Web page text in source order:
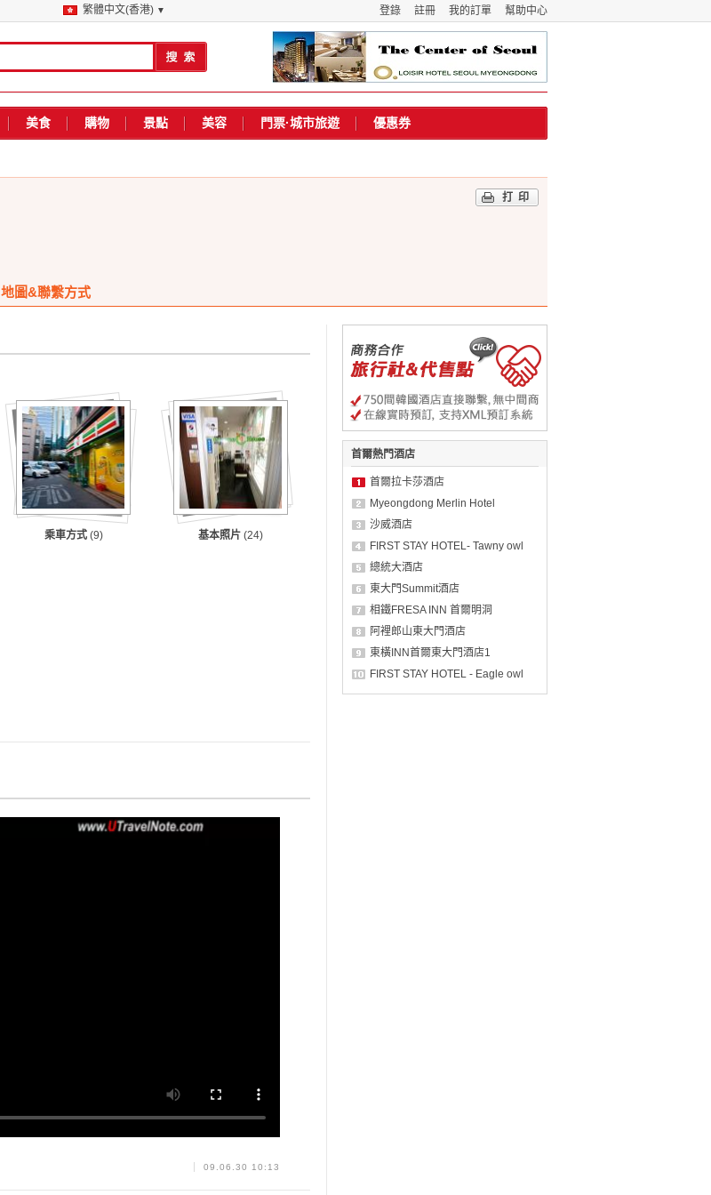
幫助中心
我的訂單
註冊
登錄
繁體中文(香港) ▼
美食 購物 景點 美容 門票·城市旅遊 優惠券
打印
地圖&聯繫方式
乘車方式 (9) 基本照片 (24)
09.06.30 10:13
首爾熱門酒店
首爾拉卡莎酒店
Myeongdong Merlin Hotel
沙威酒店
FIRST STAY HOTEL- Tawny owl
總統大酒店
東大門Summit酒店
相鐵FRESA INN 首爾明洞
阿裡郎山東大門酒店
東橫INN首爾東大門酒店1
FIRST STAY HOTEL - Eagle owl